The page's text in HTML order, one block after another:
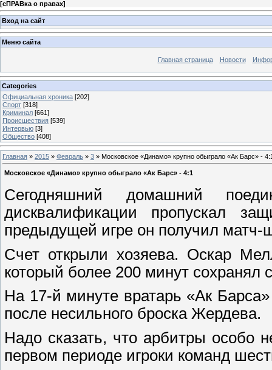
[сПРАВка о правах]
Вход на сайт
Меню сайта
Главная страница Новости
Categories
Официальная хроника [202]
Спорт [318]
Криминал [661]
Происшествия [539]
Интервью [3]
Общество [408]
Главная » 2015 » Февраль » 3 » Московское «Динамо» крупно обыграло «Ак Барс» -
Московское «Динамо» крупно обыграло «Ак Барс» - 4:1
Сегодняшний домашний
дисквалификации пропускал
предыдущей игре он получил матч-
Счет открыли хозяева. Оскар
который более 200 минут сохранял
На 17-й минуте вратарь «Ак
после несильного броска Жердева.
Надо сказать, что арбитры особо
первом периоде игроки команд